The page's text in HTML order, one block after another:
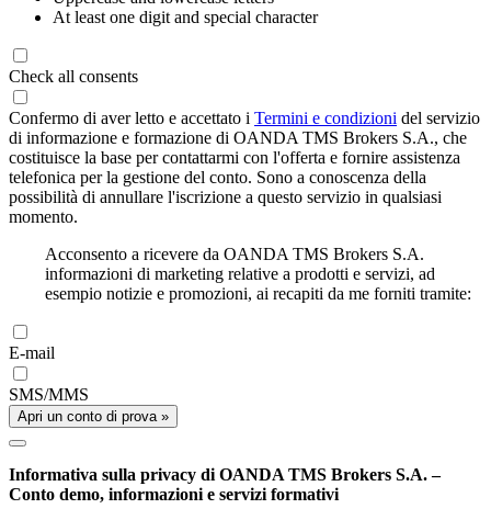
At least one digit and special character
Check all consents
Confermo di aver letto e accettato i Termini e condizioni del servizio
di informazione e formazione di OANDA TMS Brokers S.A., che
costituisce la base per contattarmi con l'offerta e fornire assistenza
telefonica per la gestione del conto. Sono a conoscenza della
possibilità di annullare l'iscrizione a questo servizio in qualsiasi
momento.
Acconsento a ricevere da OANDA TMS Brokers S.A.
informazioni di marketing relative a prodotti e servizi, ad
esempio notizie e promozioni, ai recapiti da me forniti tramite:
E-mail
SMS/MMS
Apri un conto di prova »
Informativa sulla privacy di OANDA TMS Brokers S.A. –
Conto demo, informazioni e servizi formativi